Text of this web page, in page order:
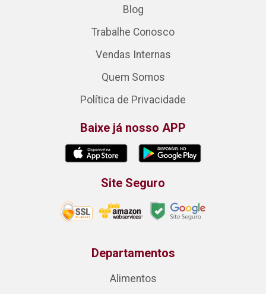
Blog
Trabalhe Conosco
Vendas Internas
Quem Somos
Política de Privacidade
Baixe já nosso APP
Site Seguro
Departamentos
Alimentos